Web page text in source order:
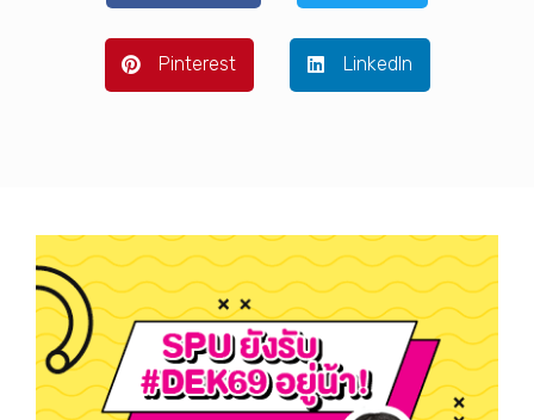
Pinterest LinkedIn